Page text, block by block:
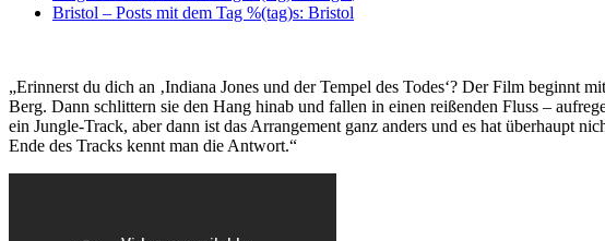
Bristol – Posts mit dem Tag %(tag)s: Bristol
„Erinnerst du dich an ‚Indiana Jones und der Tempel des Todes‘? Der Film beginnt
Berg. Dann schlittern sie den Hang hinab und fallen in einen reißenden Fluss –
ein Jungle-Track, aber dann ist das Arrangement ganz anders und es hat überhaupt
Ende des Tracks kennt man die Antwort.“